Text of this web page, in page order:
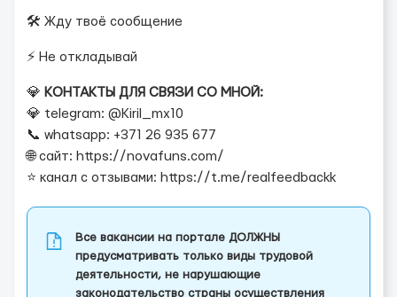
🛠 Жду твоё сообщение
⚡️ Не откладывай
💎 КОНТАКТЫ ДЛЯ СВЯЗИ СО МНОЙ:
💎 telegram: @Kiril_mx10
📞 whatsapp: +371 26 935 677
🌐 сайт: https://novafuns.com/
⭐ канал с отзывами: https://t.me/realfeedbackk
Все вакансии на портале ДОЛЖНЫ
предусматривать только виды трудовой
деятельности, не нарушающие
законодательство страны осуществления